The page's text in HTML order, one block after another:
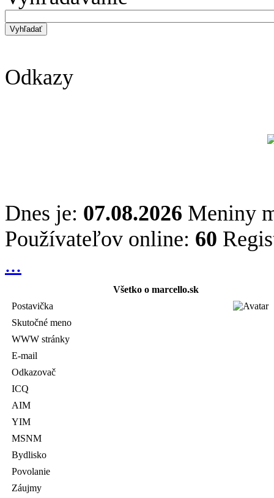
Odkazy
Dnes je: 07.08.2026 Meniny
Používateľov online: 60
...
Všetko o marcello.sk
Postavička
Skutočné meno
WWW stránky
E-mail
Odkazovač
ICQ
AIM
YIM
MSNM
Bydlisko
Povolanie
Záujmy